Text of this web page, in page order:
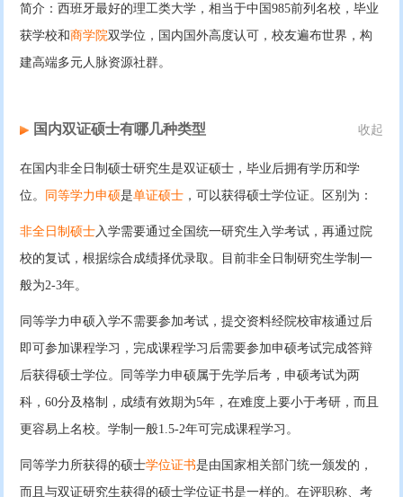
简介：西班牙最好的理工类大学，相当于中国985前列名校，毕业
获学校和商学院双学位，国内国外高度认可，校友遍布世界，构
建高端多元人脉资源社群。
国内双证硕士有哪几种类型 收起
在国内非全日制硕士研究生是双证硕士，毕业后拥有学历和学
位。
同等学力申硕是单证硕士 ，可以获得硕士学位证。区别为：
非全日制硕士 入学需要通过全国统一研究生入学考试，再通过院
校的复试，根据综合成绩择优录取。目前非全日制研究生学制一
般为2-3年。
同等学力申硕入学不需要参加考试，提交资料经院校审核通过后
即可参加课程学习，完成课程学习后需要参加申硕考试完成答辩
后获得硕士学位。同等学力申硕属于先学后考，申硕考试为两
科，60分及格制，成绩有效期为5年，在难度上要小于考研，而且
更容易上名校。学制一般1.5-2年可完成课程学习。
同等学力所获得的硕士学位证书是由国家相关部门统一颁发的，
而且与双证研究生获得的硕士学位证书是一样的。在评职称、考